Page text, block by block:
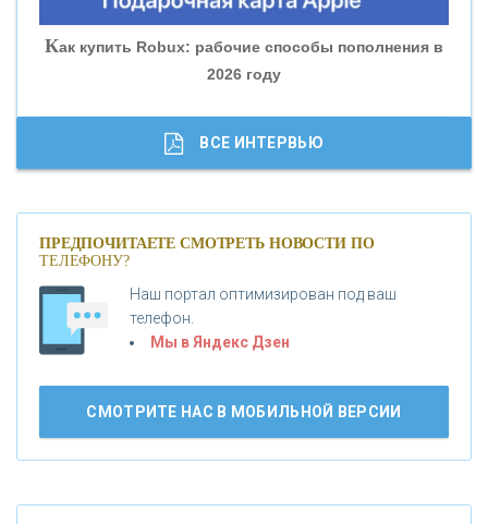
«СОВКОМБАНК»
«ГАЗПРОМБАНК»
«МОСКОВСКИЙ КРЕДИТНЫЙ БАНК»
«БАНК ВОЗРОЖДЕНИЕ»
АО «КРЕДИТ ЕВРОПА БАНК»
Как купить Robux: рабочие способы пополнения в
2026 году
Банки.ру обновил логотип впервые за 19 лет -
ВСЕ ИНТЕРВЬЮ
ПРЕДПОЧИТАЕТЕ СМОТРЕТЬ НОВОСТИ ПО
ТЕЛЕФОНУ?
Наш портал оптимизирован под ваш
телефон.
Мы в Яндекс Дзен
СМОТРИТЕ НАС В МОБИЛЬНОЙ ВЕРСИИ